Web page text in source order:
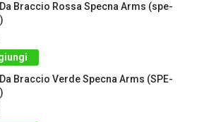
Braccio Rossa Specna Arms (spe-
Braccio Verde Specna Arms (SPE-